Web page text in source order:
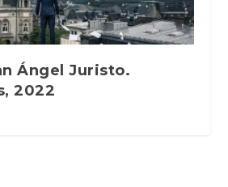
Ángel Juristo.
2022